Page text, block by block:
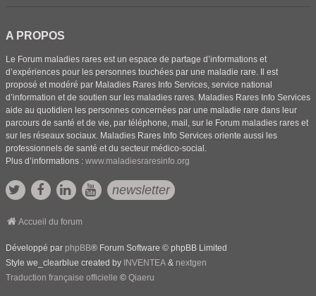
A PROPOS
Le Forum maladies rares est un espace de partage d’informations et
d’expériences pour les personnes touchées par une maladie rare. Il est
proposé et modéré par Maladies Rares Info Services, service national
d’information et de soutien sur les maladies rares. Maladies Rares Info Services
aide au quotidien les personnes concernées par une maladie rare dans leur
parcours de santé et de vie, par téléphone, mail, sur le Forum maladies rares et
sur les réseaux sociaux. Maladies Rares Info Services oriente aussi les
professionnels de santé et du secteur médico-social.
Plus d’informations : www.maladiesraresinfo.org
newsletter
Accueil du forum
Développé par phpBB® Forum Software © phpBB Limited
Style we_clearblue created by INVENTEA & nextgen
Traduction française officielle © Qiaeru